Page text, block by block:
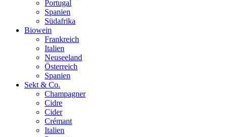
Portugal
Spanien
Südafrika
Biowein
Frankreich
Italien
Neuseeland
Österreich
Spanien
Sekt & Co.
Champagner
Cidre
Cider
Crémant
Italien